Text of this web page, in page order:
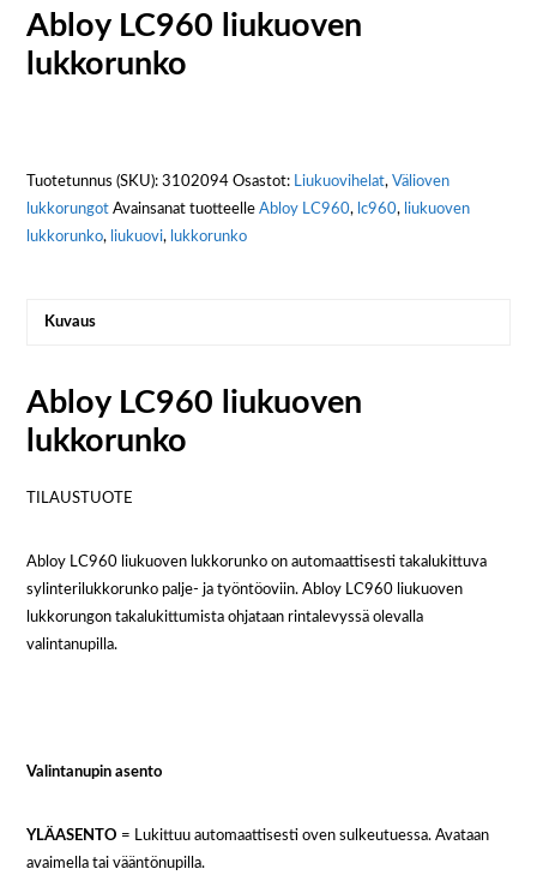
Abloy LC960 liukuoven
lukkorunko
Tuotetunnus (SKU):3102094 Osastot: Liukuovihelat,Välioven
lukkorungot Avainsanat tuotteelleAbloy LC960, lc960, liukuoven
lukkorunko, liukuovi, lukkorunko
Kuvaus
Abloy LC960 liukuoven
lukkorunko
TILAUSTUOTE
Abloy LC960 liukuoven lukkorunko on automaattisesti takalukittuva
sylinterilukkorunko palje- ja työntöoviin. Abloy LC960 liukuoven
lukkorungon takalukittumista ohjataan rintalevyssä olevalla
valintanupilla.
Valintanupin asento
YLÄASENTO = Lukittuu automaattisesti oven sulkeutuessa. Avataan
avaimella tai vääntönupilla.